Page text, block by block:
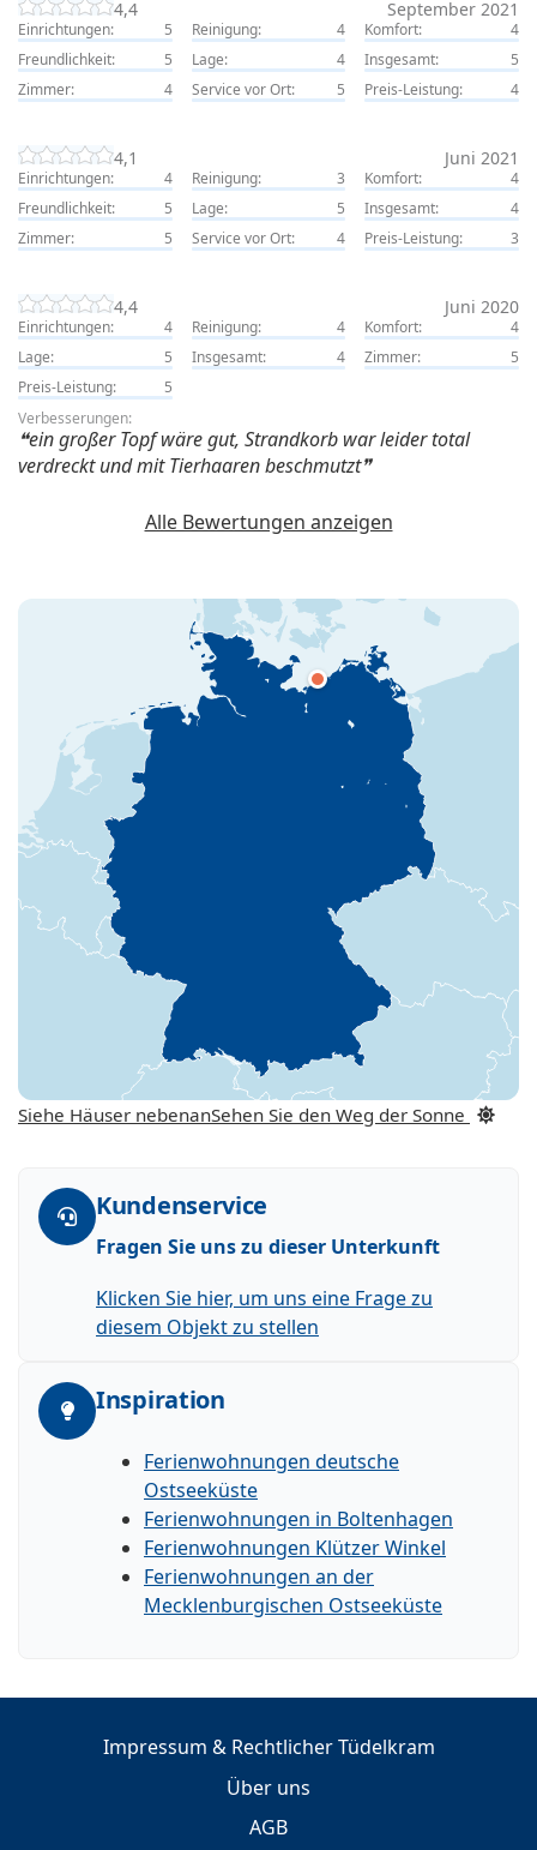
4,4 September 2021
Einrichtungen: 5 Reinigung: 4 Komfort:
4
Freundlichkeit:
5 Lage: 4 Insgesamt:
5
Zimmer:
4 Service vor Ort: 5 Preis-Leistung: 4
4,1 Juni 2021
Einrichtungen: 4 Reinigung: 3 Komfort:
4
Freundlichkeit:
5 Lage: 5 Insgesamt:
4
Zimmer:
5 Service vor Ort: 4 Preis-Leistung: 3
4,4 Juni 2020
Einrichtungen: 4 Reinigung: 4 Komfort:
4
Lage:
5 Insgesamt: 4 Zimmer:
5
Preis-Leistung:
5
Verbesserungen:
ein großer Topf wäre gut, Strandkorb war leider total
verdreckt und mit Tierhaaren beschmutzt
Alle Bewertungen anzeigen
Siehe Häuser nebenanSehen Sie den Weg der Sonne
Kundenservice
Fragen Sie uns zu dieser Unterkunft
Klicken Sie hier, um uns eine Frage zu
diesem Objekt zu stellen
Inspiration
Ferienwohnungen deutsche
Ostseeküste
Ferienwohnungen in Boltenhagen
Ferienwohnungen Klützer Winkel
Ferienwohnungen an der
Mecklenburgischen Ostseeküste
Impressum & Rechtlicher Tüdelkram
Über uns
AGB